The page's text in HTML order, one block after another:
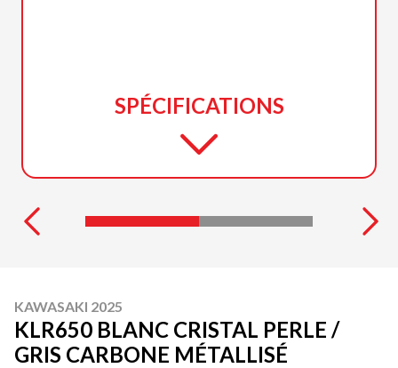
SPÉCIFICATIONS
KAWASAKI 2025
KLR650 BLANC CRISTAL PERLE /
GRIS CARBONE MÉTALLISÉ